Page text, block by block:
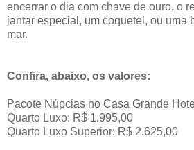
encerrar o dia com chave de ouro, o
jantar especial, um coquetel, ou uma
mar.
Confira, abaixo, os valores:
Pacote Núpcias no Casa Grande
Quarto Luxo: R$ 1.995,00
Quarto Luxo Superior: R$ 2.625,00